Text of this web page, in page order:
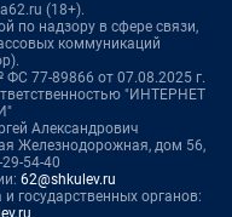
(18+).
по надзору в сфере связи,
коммуникаций
77-89866 от 07.08.2025 г.
"ИНТЕРНЕТ
Александрович
Железнодорожная, дом 56,
54-40
62@shkulev.ru
государственных органов: